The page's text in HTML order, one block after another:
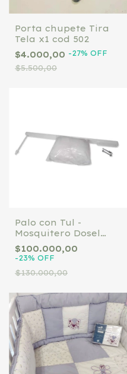
Porta chupete Tira
Tela x1 cod 502
$4.000,00 -27% OFF
$5.500,00
Palo con Tul -
Mosquitero Dosel
Para Cuna o Cuna
Funcional
$100.000,00
-23% OFF
$130.000,00